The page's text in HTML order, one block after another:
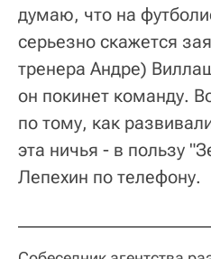
думаю, что на
серьезно скажется
тренера Андре)
он покинет команду.
по тому, как
эта ничья - в пользу
Лепехин по телефону.